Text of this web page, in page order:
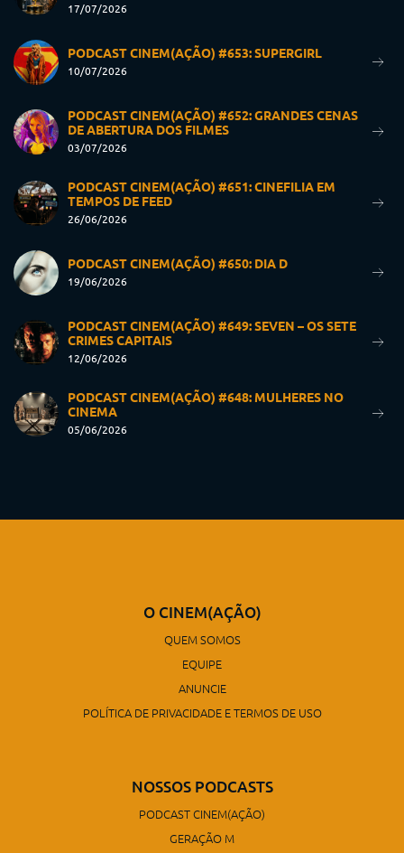
17/07/2026
PODCAST CINEM(AÇÃO) #653: SUPERGIRL
10/07/2026
PODCAST CINEM(AÇÃO) #652: GRANDES CENAS
DE ABERTURA DOS FILMES
03/07/2026
PODCAST CINEM(AÇÃO) #651: CINEFILIA EM
TEMPOS DE FEED
26/06/2026
PODCAST CINEM(AÇÃO) #650: DIA D
19/06/2026
PODCAST CINEM(AÇÃO) #649: SEVEN – OS SETE
CRIMES CAPITAIS
12/06/2026
PODCAST CINEM(AÇÃO) #648: MULHERES NO
CINEMA
05/06/2026
O CINEM(AÇÃO)
QUEM SOMOS
EQUIPE
ANUNCIE
POLÍTICA DE PRIVACIDADE E TERMOS DE USO
NOSSOS PODCASTS
PODCAST CINEM(AÇÃO)
GERAÇÃO M